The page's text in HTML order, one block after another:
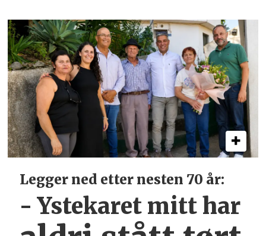
Legger ned etter nesten 70 år:
- Ystekaret mitt har